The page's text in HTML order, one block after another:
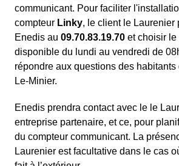
communicant. Pour faciliter
compteur Linky, le client le Laurenier
Enedis au 09.70.83.19.70 et choisir le
disponible du lundi au vendredi de
répondre aux questions des
Le-Minier.
Enedis prendra contact avec le le
entreprise partenaire, et ce, pour
du compteur communicant. La
Laurenier est facultative dans le cas